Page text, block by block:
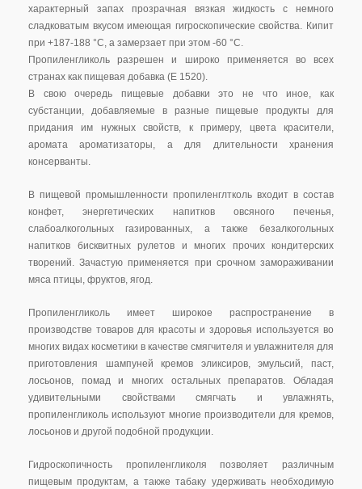
характерный запах прозрачная вязкая жидкость с немного
сладковатым вкусом имеющая гигроскопические свойства. Кипит
при +187-188 °С, а замерзает при этом -60 °С.
Пропиленгликоль разрешен и широко применяется во всех
странах как пищевая добавка (Е 1520).
В свою очередь пищевые добавки это не что иное, как
субстанции, добавляемые в разные пищевые продукты для
придания им нужных свойств, к примеру, цвета красители,
аромата ароматизаторы, а для длительности хранения
консерванты.
В пищевой промышленности пропиленглтколь входит в состав
конфет, энергетических напитков овсяного печенья,
слабоалкогольных газированных, а также безалкогольных
напитков бисквитных рулетов и многих прочих кондитерских
творений. Зачастую применяется при срочном замораживании
мяса птицы, фруктов, ягод.
Пропиленгликоль имеет широкое распространение в
производстве товаров для красоты и здоровья используется во
многих видах косметики в качестве смягчителя и увлажнителя для
приготовления шампуней кремов эликсиров, эмульсий, паст,
лосьонов, помад и многих остальных препаратов. Обладая
удивительными свойствами смягчать и увлажнять,
пропиленгликоль используют многие производители для кремов,
лосьонов и другой подобной продукции.
Гидроскопичность пропиленгликоля позволяет различным
пищевым продуктам, а также табаку удерживать необходимую